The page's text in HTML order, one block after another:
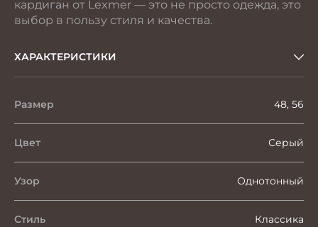
кардиган от Lexmer — это не просто одежда, это
выбор в пользу стиля и качества.
ХАРАКТЕРИСТИКИ
Размер 48, 56
Цвет Серый
Узор Однотонный
Стиль Классика